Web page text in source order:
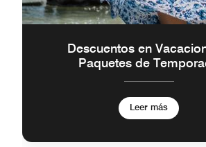
Descuentos en
Paquetes de
Leer más